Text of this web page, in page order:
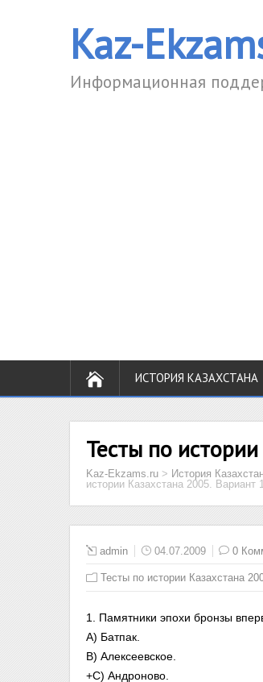
Kaz-
Информационная
ИСТОРИЯ КАЗАХСТАНА
Тесты по
Kaz-Ekzams.ru > История
истории Казахстана 2005. Вариант
admin 04.07.2009 0
Тесты по истории Казахстана
1. Памятники эпохи бронзы
A) Батпак.
B) Алексеевское.
+C) Андроново.